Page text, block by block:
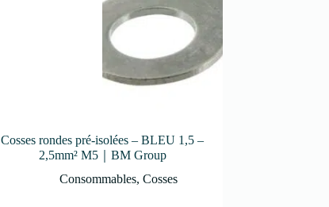
Cosses rondes pré-isolées – BLEU 1,5 –
2,5mm² M5｜BM Group
Consommables, Cosses